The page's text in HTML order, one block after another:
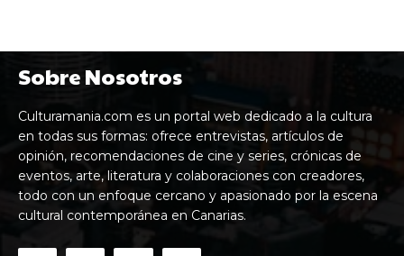
Sobre Nosotros
Culturamania.com es un portal web dedicado a la cultura
en todas sus formas: ofrece entrevistas, artículos de
opinión, recomendaciones de cine y series, crónicas de
eventos, arte, literatura y colaboraciones con creadores,
todo con un enfoque cercano y apasionado por la escena
cultural contemporánea en Canarias.